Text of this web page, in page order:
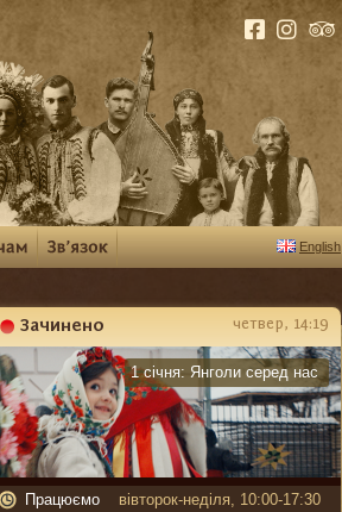
English
Зачинено
Карантин
четвер, 14:19
1 січня: Янголи серед нас
Працюємо
вівторок-неділя, 10:00-17:30